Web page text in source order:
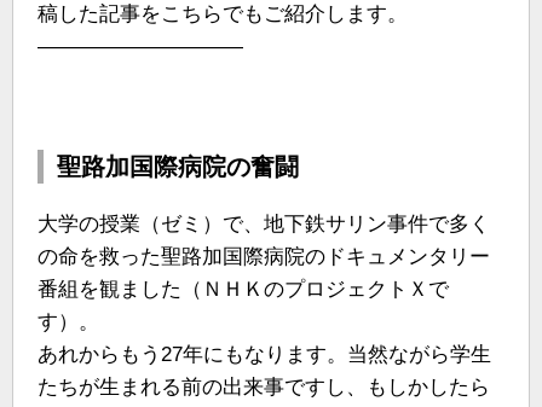
稿した記事をこちらでもご紹介します。
——————————
聖路加国際病院の奮闘
大学の授業（ゼミ）で、地下鉄サリン事件で多く
の命を救った聖路加国際病院のドキュメンタリー
番組を観ました（ＮＨＫのプロジェクトＸで
す）。
あれからもう27年にもなります。当然ながら学生
たちが生まれる前の出来事ですし、もしかしたら